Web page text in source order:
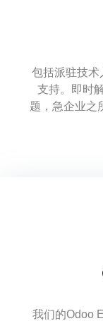
包括派驻技术
支持。即时
题，急企业之
我们的Odoo